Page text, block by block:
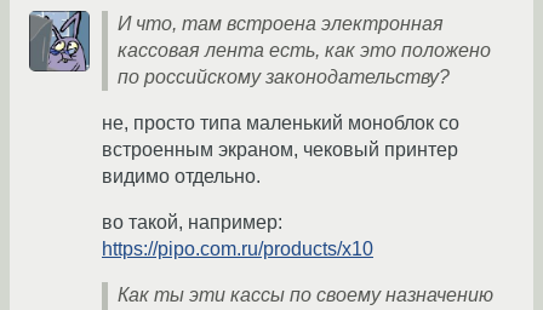
И что, там встроена электронная
кассовая лента есть, как это положено
по российскому законодательству?
не, просто типа маленький моноблок со
встроенным экраном, чековый принтер
видимо отдельно.
во такой, например:
https://pipo.com.ru/products/x10
Как ты эти кассы по своему назначению